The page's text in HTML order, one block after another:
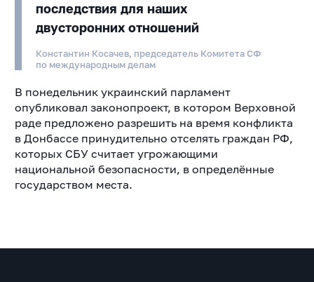
последствия для наших
двусторонних отношений
Константин Косачев, председатель Комитета СФ
по международным делам
В понедельник украинский парламент
опубликовал законопроект, в котором Верховной
раде предложено разрешить на время конфликта
в Донбассе принудительно отселять граждан РФ,
которых СБУ считает угрожающими
национальной безопасности, в определённые
государством места.